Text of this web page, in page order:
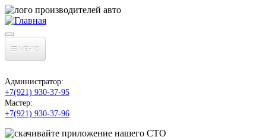
МЕНЮ
О компании
Вакансии
Контакты
Администратор:
+7(921) 930-37-95
Мастер:
+7(921) 930-37-96